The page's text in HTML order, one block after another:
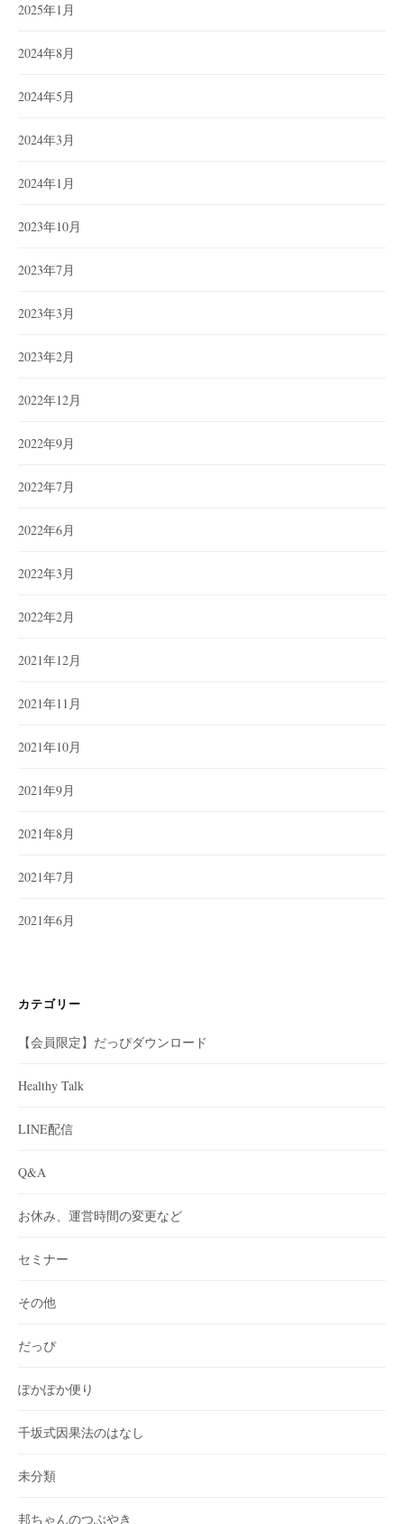
2025年1月
2024年8月
2024年5月
2024年3月
2024年1月
2023年10月
2023年7月
2023年3月
2023年2月
2022年12月
2022年9月
2022年7月
2022年6月
2022年3月
2022年2月
2021年12月
2021年11月
2021年10月
2021年9月
2021年8月
2021年7月
2021年6月
カテゴリー
【会員限定】だっぴダウンロード
Healthy Talk
LINE配信
Q&A
お休み、運営時間の変更など
セミナー
その他
だっぴ
ぽかぽか便り
千坂式因果法のはなし
未分類
邦ちゃんのつぶやき